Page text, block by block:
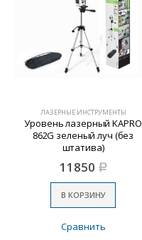
ЛАЗЕРНЫЕ ИНСТРУМЕНТЫ
Уровень лазерный KAPRO
862G зеленый луч (без
штатива)
11850 Р
В КОРЗИНУ
Сравнить